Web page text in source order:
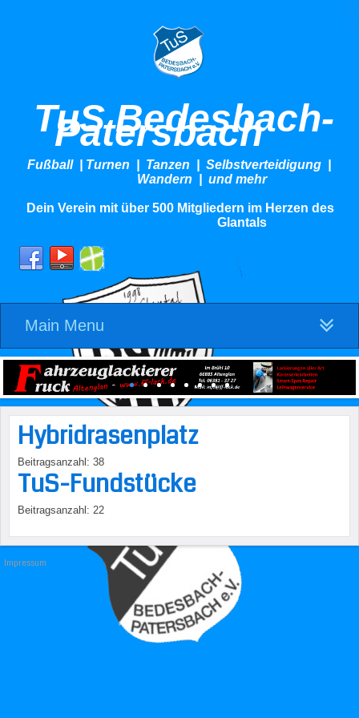
TuS Bedesbach-
Patersbach
Fußball | Turnen | Tanzen | Selbstverteidigung |
Wandern | und mehr
Dein Verein mit über 500 Mitgliedern im Herzen des
Glantals
Main Menu
Hybridrasenplatz
Beitragsanzahl: 38
TuS-Fundstücke
Beitragsanzahl: 22
Impressum